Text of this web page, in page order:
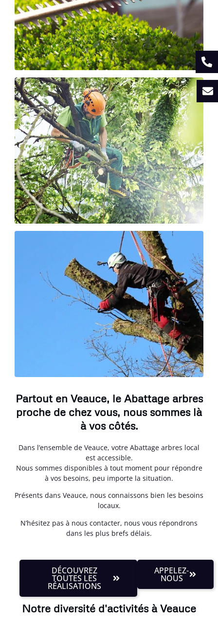
Partout en Veauce, le Abattage arbres
proche de chez vous, nous sommes là
à vos côtés.
Dans l’ensemble de Veauce, votre Abattage arbres local
est accessible.
Nous sommes disponibles à tout moment pour répondre
à vos besoins, peu importe la situation.
Présents dans Veauce, nous connaissons bien les besoins
locaux.
N’hésitez pas à nous contacter, nous vous répondrons
dans les plus brefs délais.
DÉCOUVREZ
TOUTES LES
RÉALISATIONS
APPELEZ-
NOUS
Notre diversité d'activités à Veauce